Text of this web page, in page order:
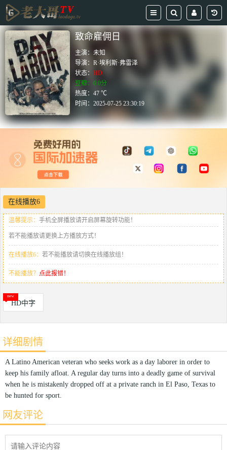
致命雇佣日
主演：未知
导演：R·埃利斯·弗雷泽
状态：HD
豆瓣：0.0分
热度：47 ℃
时间：2025-07-25 23:30:19
在线播放6
温馨提示： 手机全屏播放请开启屏幕旋转功能！
若不能播放请更换上方播放方式！
在线播放6： 若不能播放请切换在线播放组！
不能播放？ 点此报错！
HD中字
详细剧情
A Latino American veteran who seeks work as a day laborer in order to
keep his family afloat. A regular day turns into a deadly game of survival
when he is mistakenly dropped off at a private ranch in El Paso, Texas to
be hunted for sport.
网友评论